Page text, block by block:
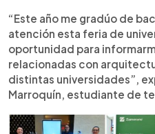
“Este año me gradúo de
atención esta feria de
oportunidad para
relacionadas con
distintas universidades”,
Marroquín, estudiante de